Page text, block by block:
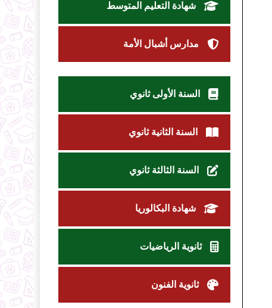
شهادة التعليم المتوسط
مدارس أشبال الأمة
السنة الأولى ثانوي
السنة الثانية ثانوي
السنة الثالثة ثانوي
شهادة البكالوريا
ثانوية الرياضيات
ثانوية الفنون